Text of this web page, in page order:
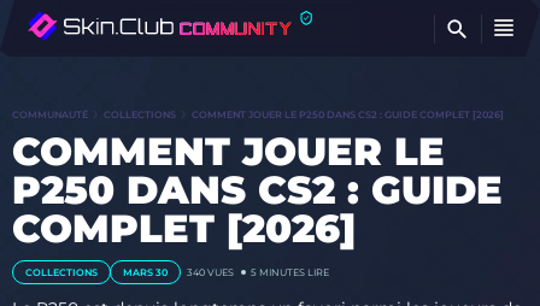
COMMUNAUTÉ COLLECTIONS COMMENT JOUER LE P250 DANS CS2 : GUIDE COMPLET [2026]
COMMENT JOUER LE
P250 DANS CS2 : GUIDE
COMPLET [2026]
COLLECTIONS MARS 30 340 VUES 5 MINUTES LIRE